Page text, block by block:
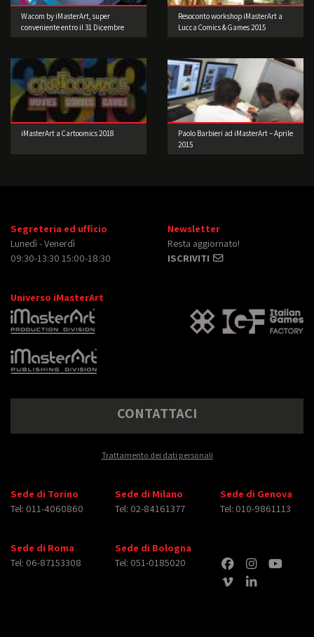
Wacom by iMasterArt, super
conveniente entro il 31 Dicembre
Resoconto workshop iMasterArt a
Lucca Comics & Games 2015
iMasterArt a Cartoomics 2018
Paolo Barbieri ad iMasterArt – Aprile
2015
Segreteria ed ufficio
Lunedì - Venerdì
09:30-13:30 15:00-18:30
Newsletter
Resta aggiornato!
ISCRIVITI
Universo iMasterArt
CONTATTACI
Trattamento dei dati personali
Sede di Torino
Tel: 011-4060860
Sede di Milano
Tel: 02-84161377
Sede di Genova
Tel: 010-9861113
Sede di Roma
Tel: 06-87153308
Sede di Bologna
Tel: 051-0185020